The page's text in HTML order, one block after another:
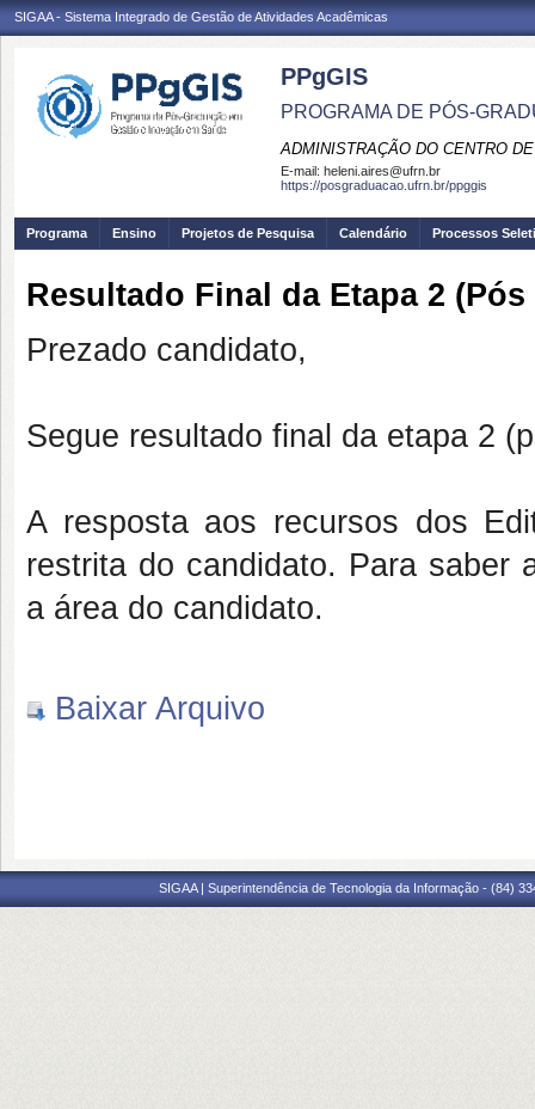
SIGAA - Sistema Integrado de Gestão de Atividades Acadêmicas
PPgGIS
PROGRAMA DE PÓS-
ADMINISTRAÇÃO DO CENTRO
E-mail: heleni.aires@ufrn.br
https://posgraduacao.ufrn.br/ppggis
Programa Ensino Projetos de Pesquisa Calendário Processos
Resultado Final da Etapa 2
Prezado candidato,
Segue resultado final da etapa 2
A resposta aos recursos dos
restrita do candidato. Para saber
a área do candidato.
Baixar Arquivo
SIGAA | Superintendência de Tecnologia da Informação - (84)